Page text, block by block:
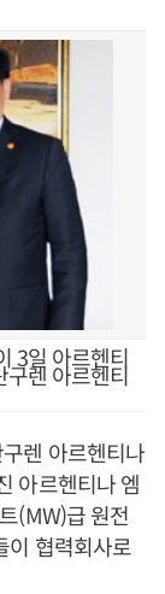
3일 아르헨티
렌 아르헨티
렌 아르헨티나
아르헨티나 엠
(MW)급 원전
이 협력회사로